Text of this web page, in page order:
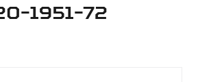
1951-72